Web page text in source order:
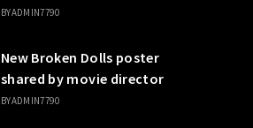
BYADMIN7790
New Broken Dolls poster
shared by movie director
BYADMIN7790